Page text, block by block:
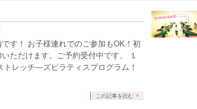
す！ お子様連れでのご参加もOK！初
ただけます。ご予約受付中です。 １
トレッチ―ズピラティスプログラム！
この記事を読む